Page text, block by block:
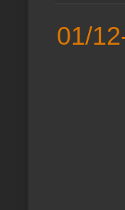
01/